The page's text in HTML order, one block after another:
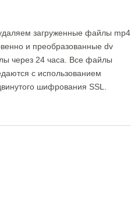
загруженные файлы mp4
и преобразованные dv
через 24 часа. Все файлы
с использованием
шифрования SSL.